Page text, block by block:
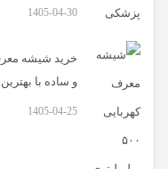
1405-04-30
خرید شیشه
و ساده با
1405-04-25